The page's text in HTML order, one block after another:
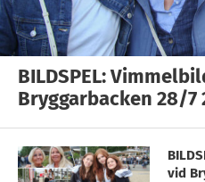
BILDSPEL:
Bryggarbacken 28/7
vid